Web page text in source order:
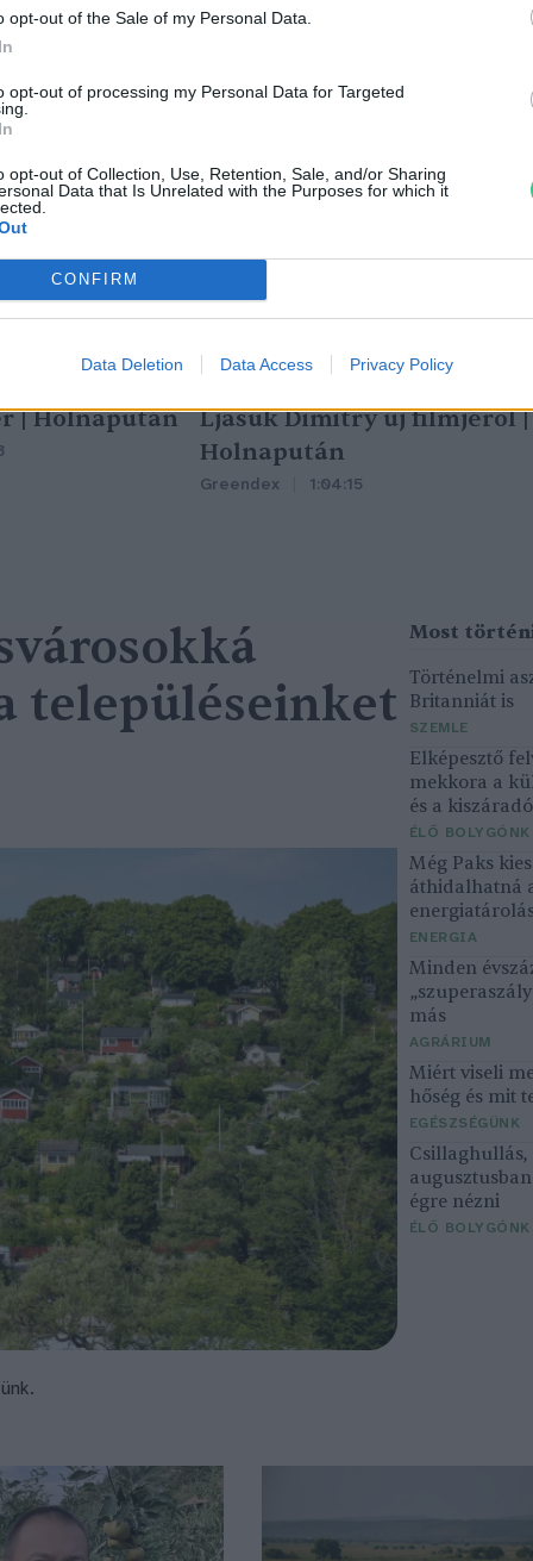
opt-out of the Sale of my Personal Data.
opt-out of processing my Personal Data for Targeted
opt-out of Collection, Use, Retention, Sale, and/or Sharing
Data that Is Unrelated with the Purposes for which it
CONFIRM
Data Deletion Data Access Privacy Policy
| Holnapután
Ljasuk Dimitry új filmjéről |
Holnapután
Greendex 1:04:15
településeinket Történelmi
Britanniát is
SZEMLE
Elképesztő
mekkora a
és a
ÉLŐ BOLYGÓNK
Még Paks
áthidalhatná
ENERGIA
Minden
más
AGRÁRIUM
Miért viseli
hőség és mit
EGÉSZSÉGÜNK
Csillaghullás,
égre nézni
ÉLŐ BOLYGÓNK